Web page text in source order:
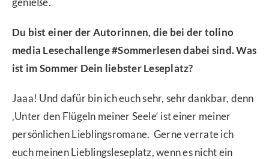
Du bist einer der Autorinnen, die bei der tolino
media Lesechallenge #Sommerlesen dabei sind. Was
ist im Sommer Dein liebster Leseplatz?
Jaaa! Und dafür bin ich euch sehr, sehr dankbar, denn
‚Unter den Flügeln meiner Seele‘ ist einer meiner
persönlichen Lieblingsromane. Gerne verrate ich
euch meinen Lieblingsleseplatz, wenn es nicht ein